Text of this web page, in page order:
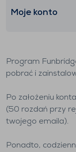
Moje konto
Program
pobrać i
Po założeniu
(50 rozdań przy
twojego emaila).
Ponadto,